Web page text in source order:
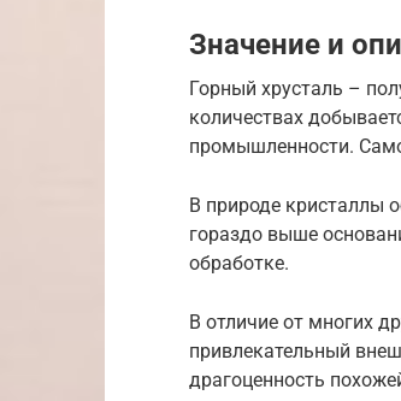
Значение и
Горный хрусталь –
количествах
промышленности.
В природе кристаллы
гораздо выше
обработке.
В отличие от многих
привлекательный
драгоценность